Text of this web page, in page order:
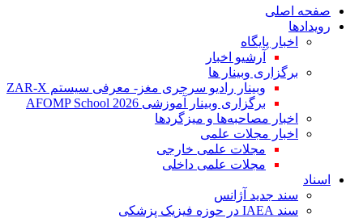
صفحه اصلی
رویدادها
اخبار پایگاه
آرشیو اخبار
برگزاری وبینار ها
وبینار رادیو سرجری مغز- معرفی سیستم ZAR-X
برگزاری وبینار آموزشی AFOMP School 2026
اخبار مصاحبه‌ها و میزگردها
اخبار مجلات علمی
مجلات علمی خارجی
مجلات علمی داخلی
اسناد
سند جدید آژانس
سند IAEA در حوزه فیزیک پزشکی